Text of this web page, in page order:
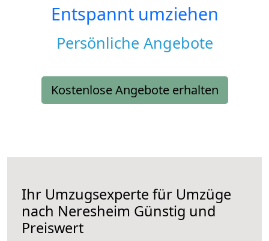
Entspannt umziehen
Persönliche Angebote
Kostenlose Angebote erhalten
Ihr Umzugsexperte für Umzüge
nach Neresheim Günstig und
Preiswert